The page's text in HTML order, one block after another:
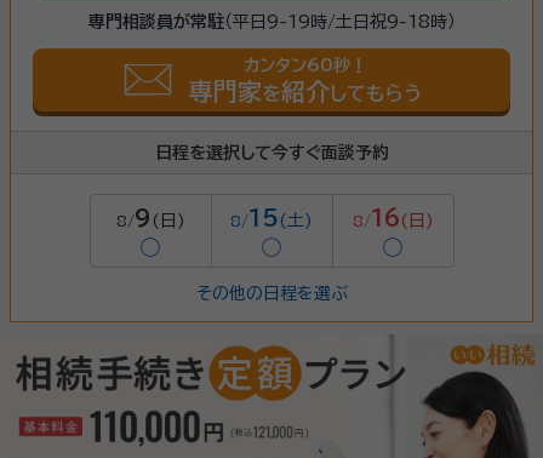
専門相談員が常駐（平日9-19時/土日祝9-18時）
カンタン60秒！
専門家を紹介 してもらう
日程を選択して今すぐ面談予約
8/9 (日)
◯
8/15(土)
◯
8/16 (日)
◯
その他の日程を選ぶ